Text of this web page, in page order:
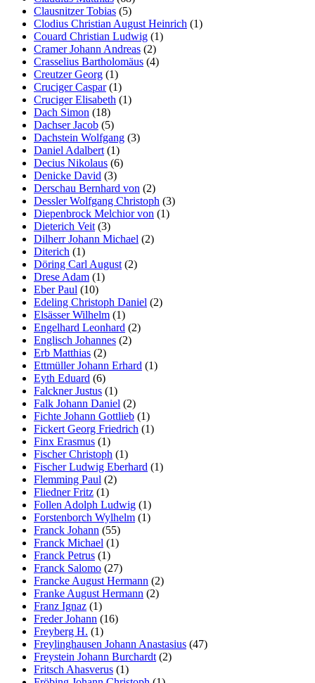
Clausnitzer Tobias (5)
Clodius Christian August Heinrich (1)
Couard Christian Ludwig (1)
Cramer Johann Andreas (2)
Crasselius Bartholomäus (4)
Creutzer Georg (1)
Cruciger Caspar(1)
Cruciger Elisabeth (1)
Dach Simon (18)
Dachser Jacob (5)
Dachstein Wolfgang (3)
Daniel Adalbert(1)
Decius Nikolaus (6)
Denicke David (3)
Derschau Bernhard von (2)
Dessler Wolfgang Christoph (3)
Diepenbrock Melchior von (1)
Dieterich Veit(3)
Dilherr Johann Michael (2)
Diterich (1)
Döring Carl August(2)
Drese Adam (1)
Eber Paul (10)
Edeling Christoph Daniel (2)
Elsässer Wilhelm (1)
Engelhard Leonhard (2)
Englisch Johannes (2)
Erb Matthias (2)
Ettmüller Johann Erhard (1)
Eyth Eduard (6)
Falckner Justus (1)
Falk Johann Daniel (2)
Fichte Johann Gottlieb (1)
Fickert Georg Friedrich (1)
Finx Erasmus (1)
Fischer Christoph (1)
Fischer Ludwig Eberhard (1)
Flemming Paul (2)
Fliedner Fritz (1)
Follen Adolph Ludwig (1)
Forstenborch Wylhelm (1)
Franck Johann (55)
Franck Michael (1)
Franck Petrus (1)
Franck Salomo (27)
Francke August Hermann (2)
Franke August Hermann (2)
Franz Ignaz (1)
Freder Johann (16)
Freyberg H. (1)
Freylinghausen Johann Anastasius (47)
Freystein Johann Burchardt(2)
Fritsch Ahasverus (1)